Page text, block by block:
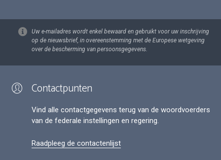
Uw e-mailadres wordt enkel bewaard en gebruikt voor uw inschrijving
op de nieuwsbrief, in overeenstemming met de Europese wetgeving
over de bescherming van persoonsgegevens.
Contactpunten
Vind alle contactgegevens terug van de woordvoerders
van de federale instellingen en regering.
Raadpleeg de contactenlijst